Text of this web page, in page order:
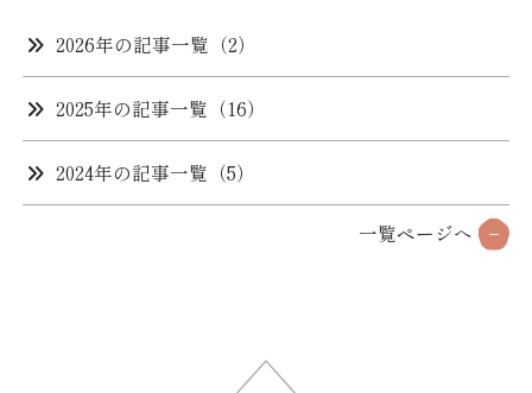
2026年の記事一覧（2）
2025年の記事一覧（16）
2024年の記事一覧（5）
一覧ページへ